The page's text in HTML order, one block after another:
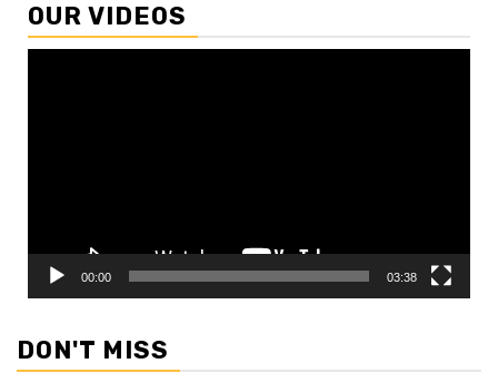
OUR VIDEOS
00:00 03:38
DON'T MISS